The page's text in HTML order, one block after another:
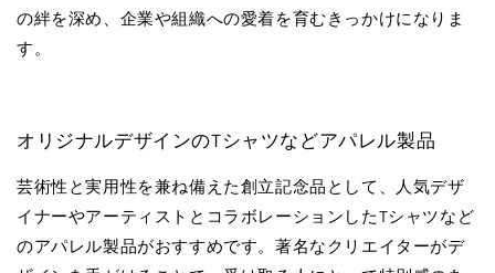
の絆を深め、企業や組織への愛着を育むきっかけになりま
す。
オリジナルデザインのTシャツなどアパレル製品
芸術性と実用性を兼ね備えた創立記念品として、人気デザ
イナーやアーティストとコラボレーションしたTシャツなど
のアパレル製品がおすすめです。著名なクリエイターがデ